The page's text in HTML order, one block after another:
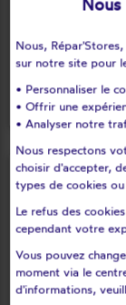
l’effraction.
Les
Le volet à
plus répandu
Nous,
sur notre site pour
• Personnaliser le
• Offrir une
• Analyser notre
Nous respectons
choisir d'accepter,
types de cookies
Le refus des
cependant votre
Vous pouvez
moment via le
d'informations,